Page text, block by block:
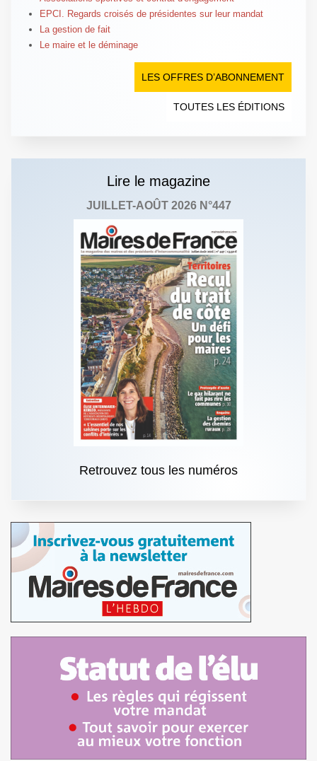
EPCI. Regards croisés de présidentes sur leur mandat
La gestion de fait
Le maire et le déminage
LES OFFRES D’ABONNEMENT
TOUTES LES ÉDITIONS
Lire le magazine
JUILLET-AOÛT 2026 N°447
Retrouvez tous les numéros